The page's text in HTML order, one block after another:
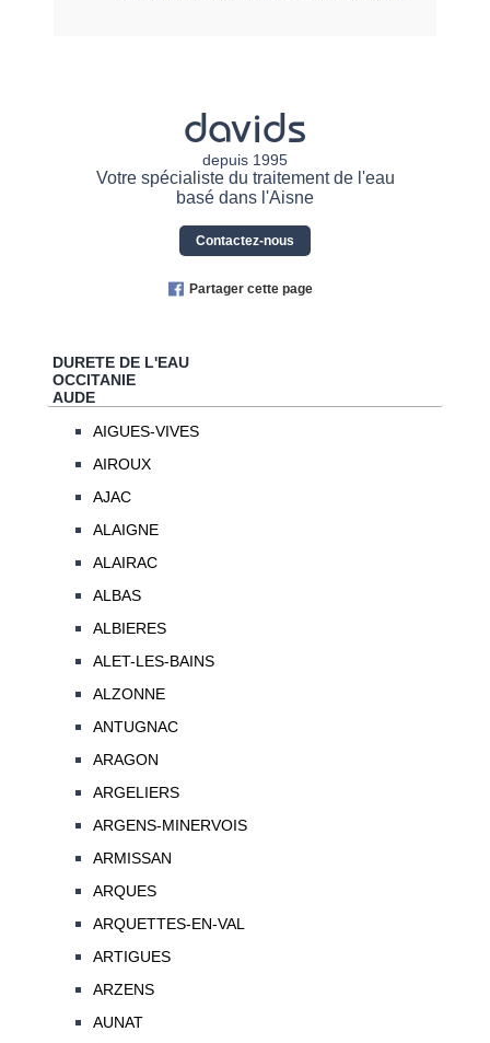
davids
depuis 1995
Votre spécialiste du traitement de l'eau
basé dans l'Aisne
Contactez-nous
Partager cette page
DURETE DE L'EAU
OCCITANIE
AUDE
AIGUES-VIVES
AIROUX
AJAC
ALAIGNE
ALAIRAC
ALBAS
ALBIERES
ALET-LES-BAINS
ALZONNE
ANTUGNAC
ARAGON
ARGELIERS
ARGENS-MINERVOIS
ARMISSAN
ARQUES
ARQUETTES-EN-VAL
ARTIGUES
ARZENS
AUNAT